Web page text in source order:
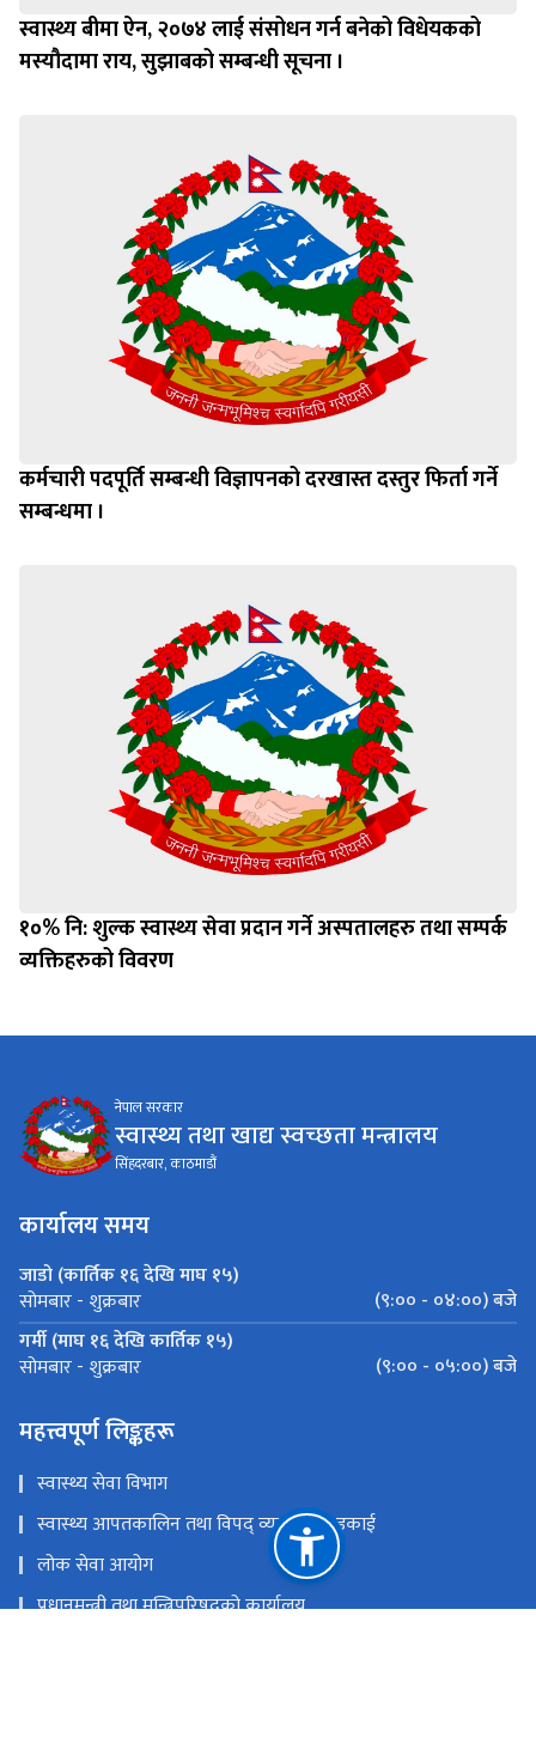
स्वास्थ्य बीमा ऐन, २०७४ लाई संसोधन गर्न बनेको विधेयकको
मस्यौदामा राय, सुझाबको सम्बन्धी सूचना ।
कर्मचारी पदपूर्ति सम्बन्धी विज्ञापनको दरखास्त दस्तुर फिर्ता गर्ने
सम्बन्धमा ।
१०% नि: शुल्क स्वास्थ्य सेवा प्रदान गर्ने अस्पतालहरु तथा सम्पर्क
व्यक्तिहरुको विवरण
नेपाल सरकार
स्वास्थ्य तथा खाद्य स्वच्छता मन्त्रालय
सिंहदरबार, काठमाडौं
कार्यालय समय
जाडो (कार्तिक १६ देखि माघ १५)
सोमबार - शुक्रबार
(९:०० - ०४:००) बजे
गर्मी (माघ १६ देखि कार्तिक १५)
सोमबार - शुक्रबार (९:०० - ०५:००) बजे
महत्त्वपूर्ण लिङ्कहरू
स्वास्थ्य सेवा विभाग
स्वास्थ्य आपतकालिन तथा विपद् व्यवस्थापन इकाई
लोक सेवा आयोग
प्रधानमन्त्री तथा मन्त्रिपरिषद्‍को कार्यालय